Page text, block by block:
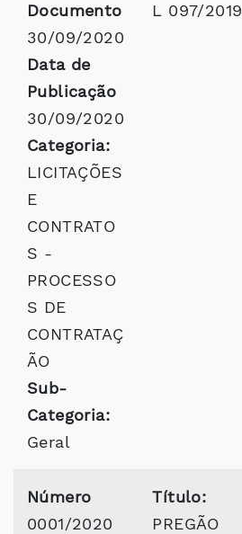
Documento
30/09/2020
Data de
Publicação
30/09/2020
Categoria:
LICITAÇÕES
E
CONTRATO
S -
PROCESSO
S DE
CONTRATAÇ
ÃO
Sub-
Categoria:
Geral
L 097/2019
Número
0001/2020
Título:
PREGÃO